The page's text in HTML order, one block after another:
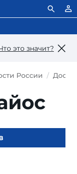
это значит?
России